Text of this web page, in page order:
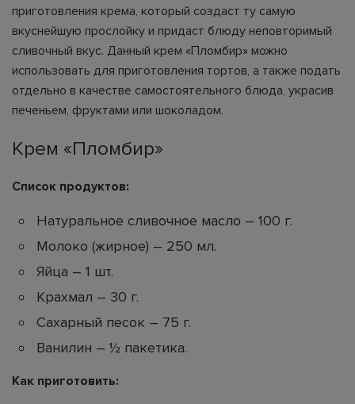
приготовления крема, который создаст ту самую
вкуснейшую прослойку и придаст блюду неповторимый
сливочный вкус. Данный крем «Пломбир» можно
использовать для приготовления тортов, а также подать
отдельно в качестве самостоятельного блюда, украсив
печеньем, фруктами или шоколадом.
Крем «Пломбир»
Список продуктов:
Натуральное сливочное масло – 100 г.
Молоко (жирное) – 250 мл.
Яйца – 1 шт.
Крахмал – 30 г.
Сахарный песок – 75 г.
Ванилин – ½ пакетика.
Как приготовить: